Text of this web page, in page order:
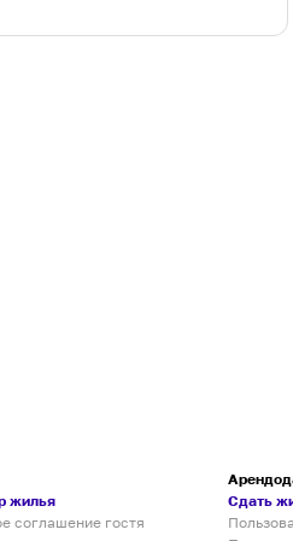
жилья
соглашение гостя
Сдать